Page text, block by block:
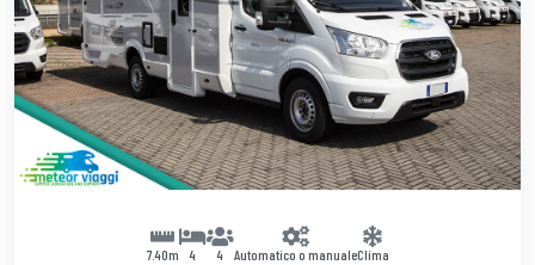
7.40m 4 4 Automatico o manualeClima